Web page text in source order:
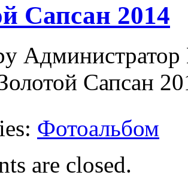
Сапсан 2014
Администратор
Сапсан
Фотоальбом
are closed.